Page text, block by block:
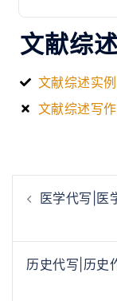
文献综
文献综述实例
文献综述写
医学代写|医
历史代写|历史